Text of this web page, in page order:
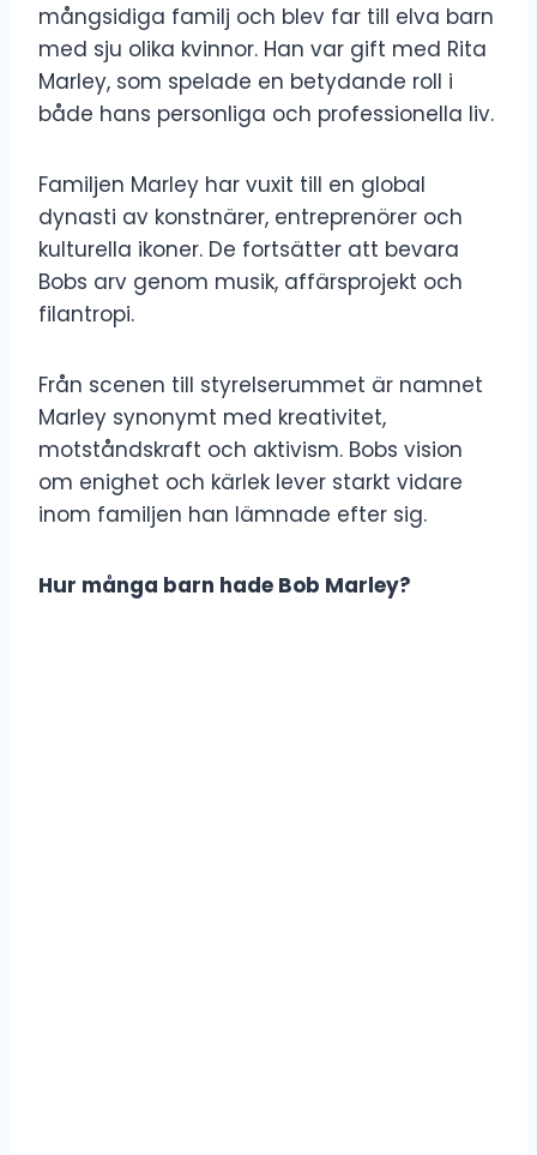
mångsidiga familj och blev far till elva barn
med sju olika kvinnor. Han var gift med Rita
Marley, som spelade en betydande roll i
både hans personliga och professionella liv.
Familjen Marley har vuxit till en global
dynasti av konstnärer, entreprenörer och
kulturella ikoner. De fortsätter att bevara
Bobs arv genom musik, affärsprojekt och
filantropi.
Från scenen till styrelserummet är namnet
Marley synonymt med kreativitet,
motståndskraft och aktivism. Bobs vision
om enighet och kärlek lever starkt vidare
inom familjen han lämnade efter sig.
Hur många barn hade Bob Marley?